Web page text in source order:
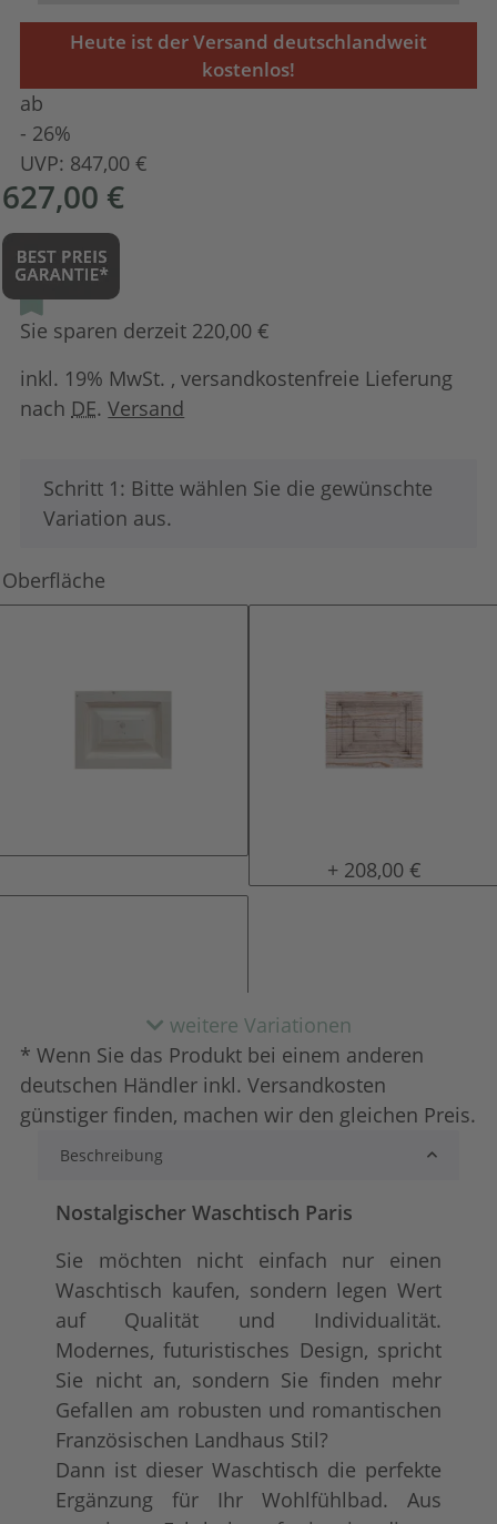
Heute ist der Versand deutschlandweit
kostenlos!
ab
- 26%
UVP: 847,00 €
627,00 €
Sie sparen derzeit 220,00 €
inkl. 19% MwSt. , versandkostenfreie Lieferung
nach DE.Versand
x
Schritt 1: Bitte wählen Sie die gewünschte
Variation aus.
Oberfläche
tief gebürstet
+ 208,00 €
Konfigurator alles frei wählbar
+ 139,00 €
weitere Variationen
* Wenn Sie das Produkt bei einem anderen
deutschen Händler inkl. Versandkosten
günstiger finden, machen wir den gleichen Preis.
Beschreibung
Nostalgischer Waschtisch Paris
Sie möchten nicht einfach nur einen
Waschtisch kaufen, sondern legen Wert
auf Qualität und Individualität.
Modernes, futuristisches Design, spricht
Sie nicht an, sondern Sie finden mehr
Gefallen am robusten und romantischen
Französischen Landhaus Stil?
Dann ist dieser Waschtisch die perfekte
Ergänzung für Ihr Wohlfühlbad. Aus